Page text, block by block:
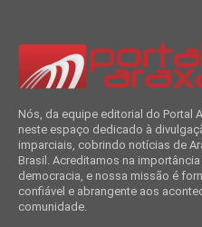
Nós, da equipe editorial do Portal
neste espaço dedicado à
imparciais, cobrindo notícias de
Brasil. Acreditamos na
democracia, e nossa missão é
confiável e abrangente aos
comunidade.